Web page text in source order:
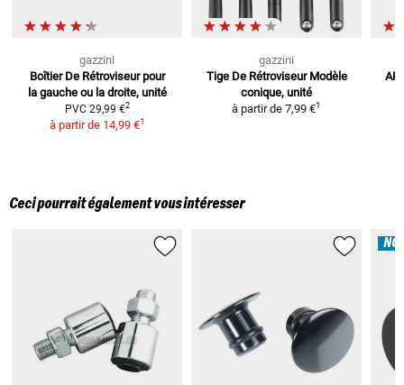
gazzini
Boîtier De Rétroviseur pour
la gauche ou la droite, unité
PVC 29,99 €2
à partir de 14,99 €1
gazzini
Tige De Rétroviseur Modèle
conique, unité
à partir de 7,99 €1
Ceci pourrait également vous intéresser